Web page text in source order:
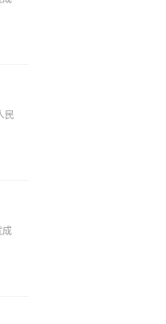
民
成